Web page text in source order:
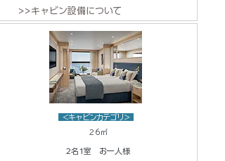
>>キャビン設備について
<キャビンカテゴリ>
26㎡
2名1室 お一人様